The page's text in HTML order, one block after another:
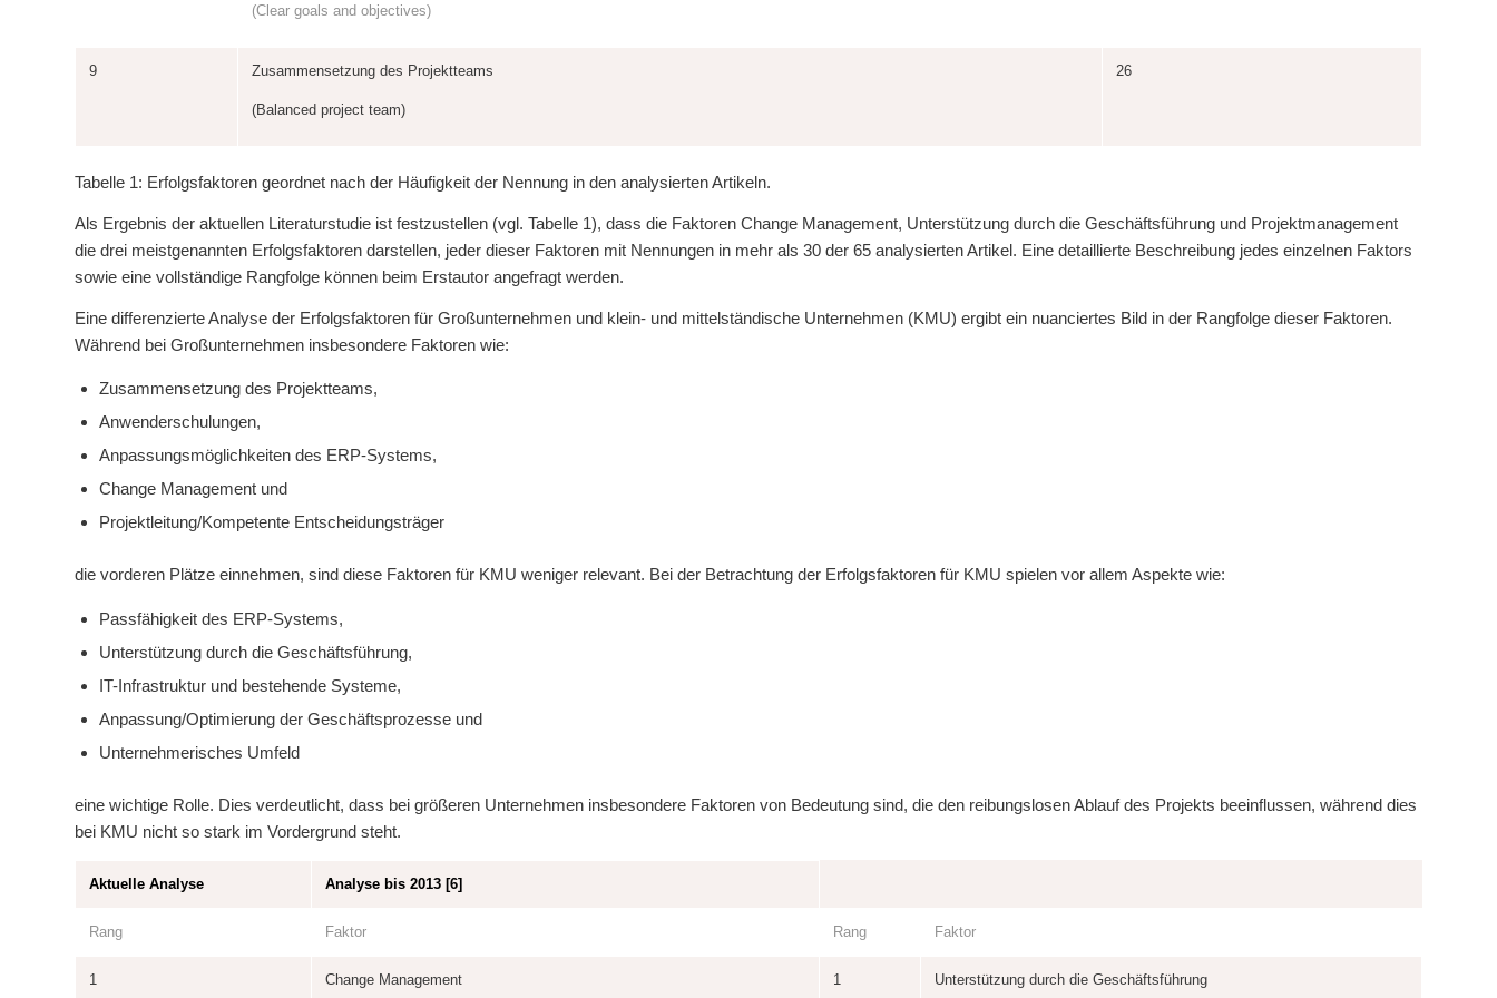
(Clear goals and objectives)
9 Zusammensetzung des Projektteams
(Balanced project team)
26
Tabelle 1: Erfolgsfaktoren geordnet nach der Häufigkeit der Nennung in den analysierten Artikeln.
Als Ergebnis der aktuellen Literaturstudie ist festzustellen (vgl. Tabelle 1), dass die Faktoren Change Management, Unterstützung durch die Geschäftsführung und Projektmanagement
die drei meistgenannten Erfolgsfaktoren darstellen, jeder dieser Faktoren mit Nennungen in mehr als 30 der 65 analysierten Artikel. Eine detaillierte Beschreibung jedes einzelnen Faktors
sowie eine vollständige Rangfolge können beim Erstautor angefragt werden.
Eine differenzierte Analyse der Erfolgsfaktoren für Großunternehmen und klein- und mittelständische Unternehmen (KMU) ergibt ein nuanciertes Bild in der Rangfolge dieser Faktoren.
Während bei Großunternehmen insbesondere Faktoren wie:
Zusammensetzung des Projektteams,
Anwenderschulungen,
Anpassungsmöglichkeiten des ERP-Systems,
Change Management und
Projektleitung/Kompetente Entscheidungsträger
die vorderen Plätze einnehmen, sind diese Faktoren für KMU weniger relevant. Bei der Betrachtung der Erfolgsfaktoren für KMU spielen vor allem Aspekte wie:
Passfähigkeit des ERP-Systems,
Unterstützung durch die Geschäftsführung,
IT-Infrastruktur und bestehende Systeme,
Anpassung/Optimierung der Geschäftsprozesse und
Unternehmerisches Umfeld
eine wichtige Rolle. Dies verdeutlicht, dass bei größeren Unternehmen insbesondere Faktoren von Bedeutung sind, die den reibungslosen Ablauf des Projekts beeinflussen, während dies
bei KMU nicht so stark im Vordergrund steht.
Aktuelle Analyse Analyse bis 2013 [6]
Rang Faktor Rang Faktor
1 Change Management 1 Unterstützung durch die Geschäftsführung